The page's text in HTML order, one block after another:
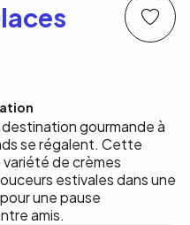
gourmande à
se régalent. Cette
de crèmes
estivales dans une
une pause
amis.